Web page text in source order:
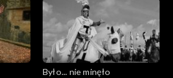
Było... nie minęło